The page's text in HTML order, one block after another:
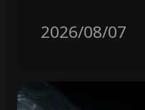
2026/08/07